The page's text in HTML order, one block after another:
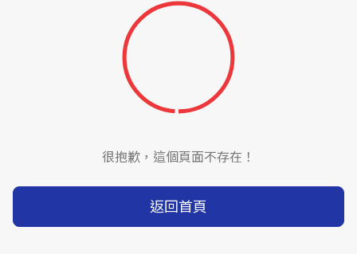
很抱歉，這個頁面不存在！
返回首頁